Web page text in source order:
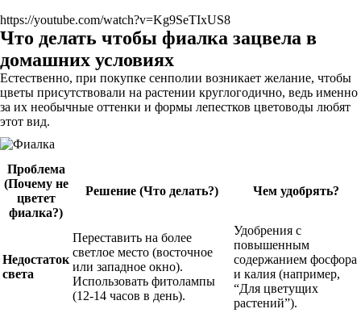
https://youtube.com/watch?v=Kg9SeTIxUS8
Что делать чтобы фиалка зацвела в
домашних условиях
Естественно, при покупке сенполии возникает желание, чтобы
цветы присутствовали на растении круглогодично, ведь именно
за их необычные оттенки и формы лепестков цветоводы любят
этот вид.
Проблема
(Почему не
цветет
фиалка?)
Решение (Что делать?) Чем удобрять?
Недостаток
света
Переставить на более
светлое место (восточное
или западное окно).
Использовать фитолампы
(12-14 часов в день).
Удобрения с
повышенным
содержанием фосфора
и калия (например,
“Для цветущих
растений”).